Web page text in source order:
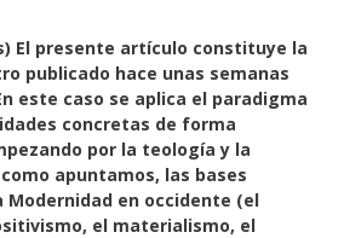
El presente artículo constituye la
publicado hace unas semanas
este caso se aplica el paradigma
concretas de forma
por la teología y la
apuntamos, las bases
Modernidad en occidente (el
el materialismo, el